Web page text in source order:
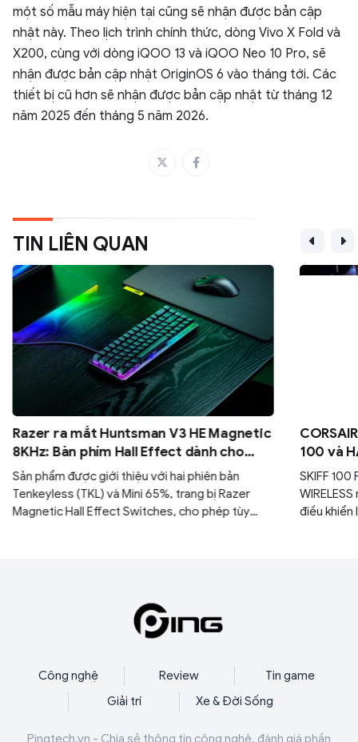
một số mẫu máy hiện tại cũng sẽ nhận được bản cập
nhật này. Theo lịch trình chính thức, dòng Vivo X Fold và
X200, cùng với dòng iQOO 13 và iQOO Neo 10 Pro, sẽ
nhận được bản cập nhật OriginOS 6 vào tháng tới. Các
thiết bị cũ hơn sẽ nhận được bản cập nhật từ tháng 12
năm 2025 đến tháng 5 năm 2026.
TIN LIÊN QUAN
Razer ra mắt Huntsman V3 HE Magnetic
8KHz: Bàn phím Hall Effect dành cho
game thủ esports
Sản phẩm được giới thiệu với hai phiên bản
Tenkeyless (TKL) và Mini 65%, trang bị Razer
Magnetic Hall Effect Switches, cho phép tùy
100 và
đa năng
SKIFF 100
điều khiển
Công nghệ Review
Tin game
Giải trí
Xe & Đời Sống
Pingtech.vn - Chia sẻ thông tin công nghệ, đánh giá phần